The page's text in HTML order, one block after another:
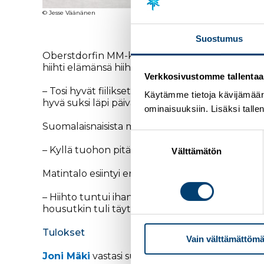
Suostumus
Verkkosivustomme
Käytämme tietoja
ominaisuuksiin. Lisäksi
Välttämätön
Vain
© Jesse Väänänen
Oberstdorfin MM-kilpailut käynnistyivät
hiihti elämänsä hiihdon ja oli parhaana
– Tosi hyvät fiilikset. Kahdeksas sija oli
hyvä suksi läpi päivän. Meidän huolto oli
Suomalaisnaisista myös Jasmi Joensuu (17:s)
– Kyllä tuohon pitää olla tyytyväinen uran
Matintalo esiintyi erässään vahvasti, mutta
– Hiihto tuntui ihan hyvältä, niin tottakai tämä
housutkin tuli täyteen lunta siinä samassa,
Tulokset
Joni Mäki vastasi suomalaismiesten parhaasta